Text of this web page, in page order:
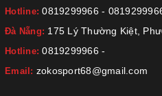
Hotline:0819299966 -
Đà Nẵng: 175 Lý Thường Kiệt,
Hotline:0819299966 -
Email: zokosport68@gmail.com